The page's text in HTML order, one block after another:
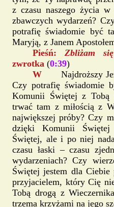
z czasu naszego życia
zbawczych wydarzeń?
potrafię świadomie być
Maryją, z Janem
Pieśń: Zbliżam
zwrotka (0:39)
W Najdroższy
Czy potrafię świadomie
Komunii Świętej z
trwać tam z miłością z
największej próby? Czy
dzięki Komunii
Świętej, ale i po niej
czasu łaski – czasu
wydarzeniach? Czy
Świętej jestem dla
przyjacielem, który Cię
Tobą drogą z
trzema krzyżami na jego